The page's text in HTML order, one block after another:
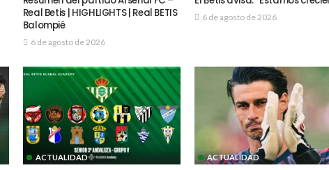
Real Betis | HIGHLIGHTS | Real BETIS
Balompié
6 de agosto de 2026
6 de agosto de 2026
ACTUALIDAD ACTUALIDAD